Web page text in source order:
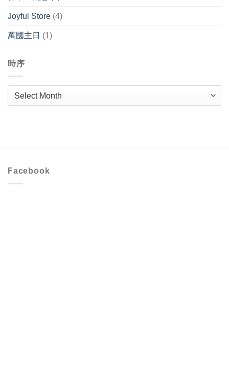
Joyful Store (4)
萬國主日 (1)
時序
Facebook